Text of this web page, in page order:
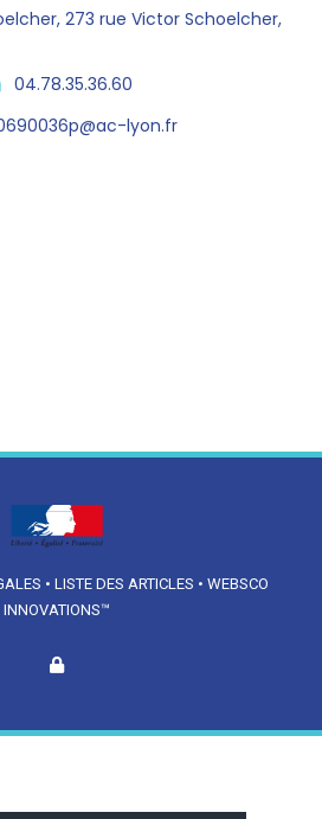
273 rue Victor Schoelcher,
04.78.35.36.60
lyon.fr
• LISTE DES ARTICLES • WEBSCO
INNOVATIONS™